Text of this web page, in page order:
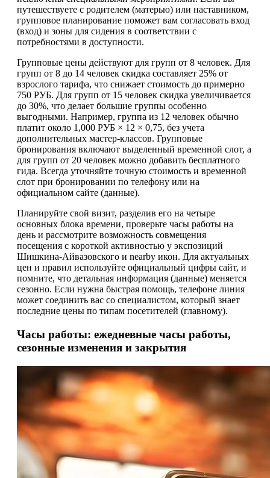
путешествуете с родителем (матерью) или наставником,
групповое планирование поможет вам согласовать вход
(вход) и зоны для сидения в соответствии с
потребностями в доступности.
Групповые цены действуют для групп от 8 человек. Для
групп от 8 до 14 человек скидка составляет 25% от
взрослого тарифа, что снижает стоимость до примерно
750 РУБ. Для групп от 15 человек скидка увеличивается
до 30%, что делает большие группы особенно
выгодными. Например, группа из 12 человек обычно
платит около 1,000 РУБ × 12 × 0,75, без учета
дополнительных мастер-классов. Групповые
бронирования включают выделенный временной слот, а
для групп от 20 человек можно добавить бесплатного
гида. Всегда уточняйте точную стоимость и временной
слот при бронировании по телефону или на
официальном сайте (данные).
Планируйте свой визит, разделив его на четыре
основных блока времени, проверьте часы работы на
день и рассмотрите возможность совмещения
посещения с короткой активностью у экспозиций
Шишкина-Айвазовского и nearby икон. Для актуальных
цен и правил используйте официальный цифры сайт, и
помните, что детальная информация (данные) меняется
сезонно. Если нужна быстрая помощь, телeфоне линия
может соединить вас со специалистом, который знает
последние цены по типам посетителей (главному).
Часы работы: ежедневные часы работы,
сезонные изменения и закрытия